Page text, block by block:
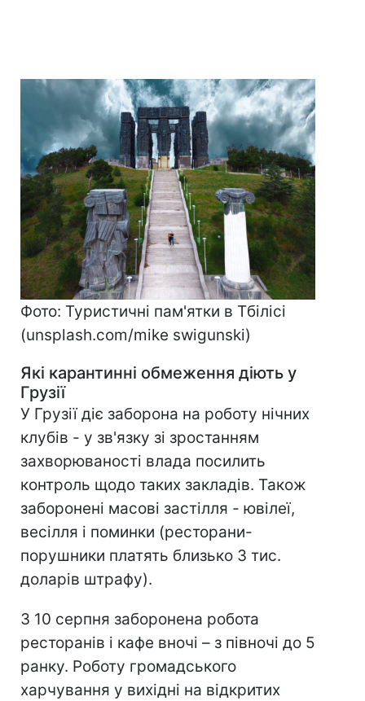
Фото: Туристичні пам'ятки в Тбілісі
(unsplash.com/mike swigunski)
Які карантинні обмеження діють у
Грузії
У Грузії діє заборона на роботу нічних
клубів - у зв'язку зі зростанням
захворюваності влада посилить
контроль щодо таких закладів. Також
заборонені масові застілля - ювілеї,
весілля і поминки (ресторани-
порушники платять близько 3 тис.
доларів штрафу).
З 10 серпня заборонена робота
ресторанів і кафе вночі – з півночі до 5
ранку. Роботу громадського
харчування у вихідні на відкритих